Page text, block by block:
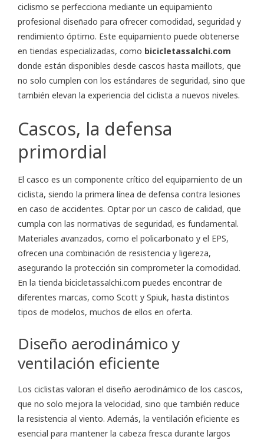
ciclismo se perfecciona mediante un equipamiento
profesional diseñado para ofrecer comodidad, seguridad y
rendimiento óptimo. Este equipamiento puede obtenerse
en tiendas especializadas, como bicicletassalchi.com
donde están disponibles desde cascos hasta maillots, que
no solo cumplen con los estándares de seguridad, sino que
también elevan la experiencia del ciclista a nuevos niveles.
Cascos, la defensa
primordial
El casco es un componente crítico del equipamiento de un
ciclista, siendo la primera línea de defensa contra lesiones
en caso de accidentes. Optar por un casco de calidad, que
cumpla con las normativas de seguridad, es fundamental.
Materiales avanzados, como el policarbonato y el EPS,
ofrecen una combinación de resistencia y ligereza,
asegurando la protección sin comprometer la comodidad.
En la tienda bicicletassalchi.com puedes encontrar de
diferentes marcas, como Scott y Spiuk, hasta distintos
tipos de modelos, muchos de ellos en oferta.
Diseño aerodinámico y
ventilación eficiente
Los ciclistas valoran el diseño aerodinámico de los cascos,
que no solo mejora la velocidad, sino que también reduce
la resistencia al viento. Además, la ventilación eficiente es
esencial para mantener la cabeza fresca durante largos